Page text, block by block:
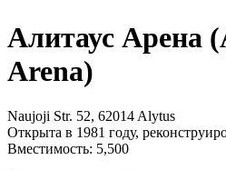
Алитаус Арена
Arena)
Naujoji Str. 52, 62014 Alytus
Открыта в 1981 году,
Вместимость: 5,500